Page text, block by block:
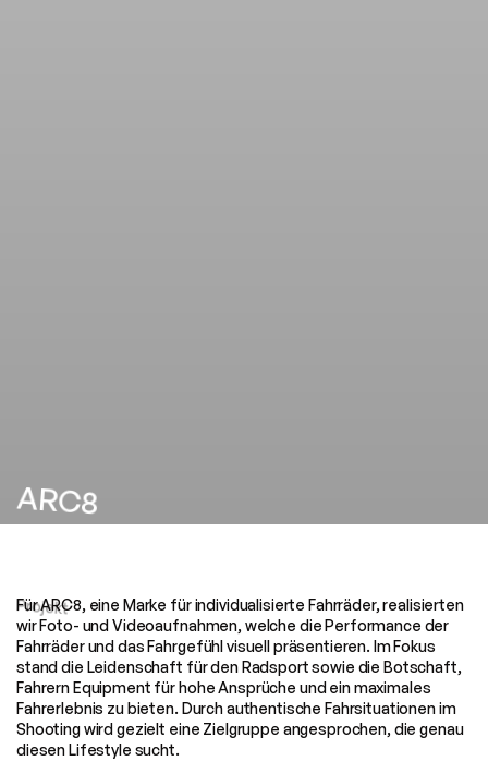
ARC8
Visual
Projekt
Für ARC8, eine Marke für individualisierte Fahrräder, realisierten
wir Foto- und Videoaufnahmen, welche die Performance der
Fahrräder und das Fahrgefühl visuell präsentieren. Im Fokus
stand die Leidenschaft für den Radsport sowie die Botschaft,
Fahrern Equipment für hohe Ansprüche und ein maximales
Fahrerlebnis zu bieten. Durch authentische Fahrsituationen im
Shooting wird gezielt eine Zielgruppe angesprochen, die genau
diesen Lifestyle sucht.